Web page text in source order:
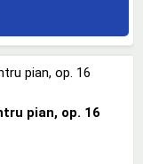
pian, op. 16